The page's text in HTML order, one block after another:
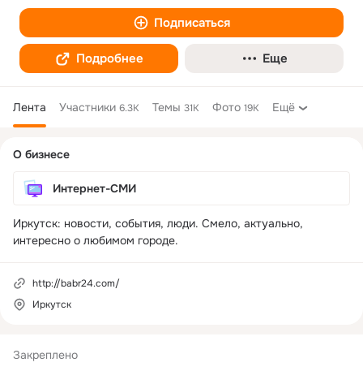
Подписаться
Подробнее Еще
Лента Участники 6.3K Темы 31K Фото 19K Ещё
Закреплено
колонка
О бизнесе
Интернет-СМИ
Иркутск: новости, события, люди. Смело, актуально,
интересно о любимом городе.
http://babr24.com/
Иркутск